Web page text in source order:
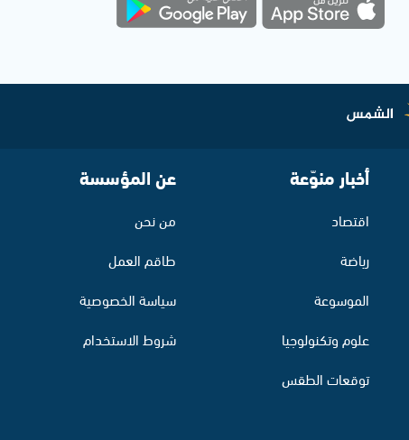
أخبار منوّعة
اقتصاد
رياضة
الموسوعة
علوم وتكنولوجيا
توقعات الطقس
عن المؤسسة
من نحن
طاقم العمل
سياسة الخصوصية
شروط الاستخدام